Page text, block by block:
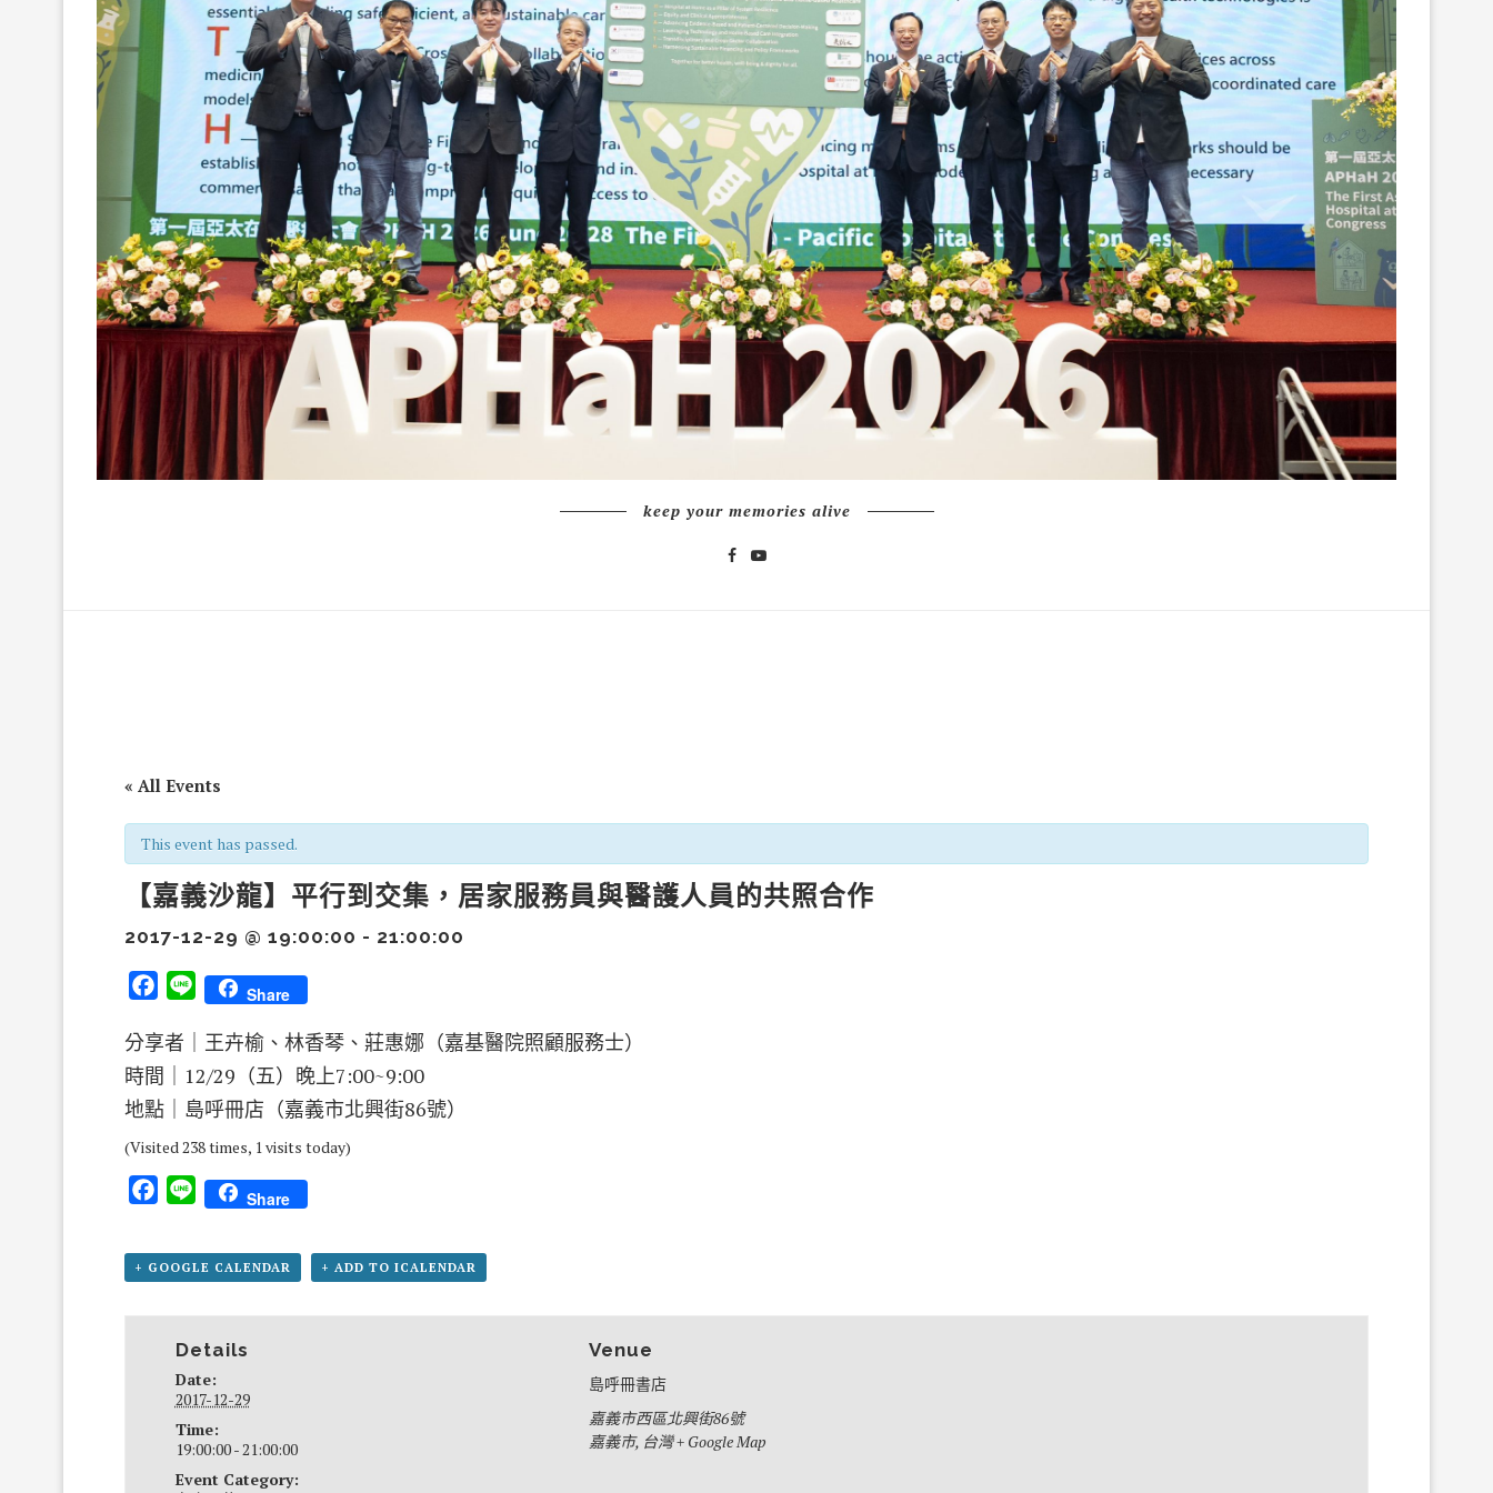
keep your memories alive
« All Events
This event has passed.
【嘉義沙龍】平行到交集，居家服務員與醫護人員的共照合作
2017-12-29 @ 19:00:00 - 21:00:00
Facebook
Line Share
分享者｜王卉榆、林香琴、莊惠娜（嘉基醫院照顧服務士）
時間｜12/29（五）晚上7:00~9:00
地點｜島呼冊店（嘉義市北興街86號）
(Visited 238 times, 1 visits today)
Facebook
Line Share
+ GOOGLE CALENDAR + ADD TO ICALENDAR
Details
Date:
2017-12-29
Time:
19:00:00 - 21:00:00
Event Category:
Venue
島呼冊書店
嘉義市西區北興街86號
嘉義市, 台灣+ Google Map